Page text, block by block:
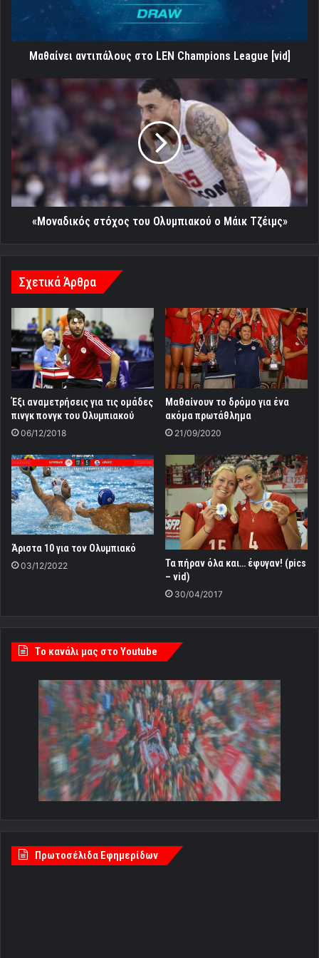
Μαθαίνει αντιπάλους στο LEN Champions League [vid]
«Μοναδικός
Ολυμπιακού
ο
Μάικ
Τζέιμς»
«Μοναδικός στόχος του Ολυμπιακού ο Μάικ Τζέιμς»
Σχετικά Άρθρα
Έξι αναμετρήσεις για τις ομάδες
πινγκ πονγκ του Ολυμπιακού
06/12/2018
Μαθαίνουν το δρόμο για ένα
ακόμα πρωτάθλημα
21/09/2020
Άριστα 10 για τον Ολυμπιακό
03/12/2022
Τα πήραν όλα και… έφυγαν! (pics
– vid)
30/04/2017
Tο κανάλι μας στο Youtube
Πρωτοσέλιδα Εφημερίδων